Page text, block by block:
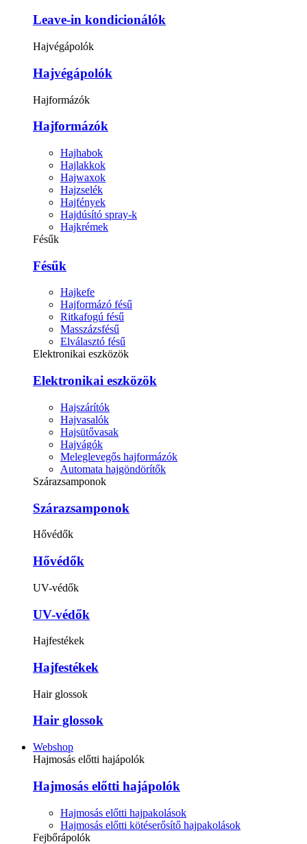
Leave-in kondicionálók
Hajvégápolók
Hajvégápolók
Hajformázók
Hajformázók
Hajhabok
Hajlakkok
Hajwaxok
Hajzselék
Hajfények
Hajdúsító spray-k
Hajkrémek
Fésűk
Fésűk
Hajkefe
Hajformázó fésű
Ritkafogú fésű
Masszázsfésű
Elválasztó fésű
Elektronikai eszközök
Elektronikai eszközök
Hajszárítók
Hajvasalók
Hajsütővasak
Hajvágók
Meleglevegős hajformázók
Automata hajgöndörítők
Szárazsamponok
Szárazsamponok
Hővédők
Hővédők
UV-védők
UV-védők
Hajfestékek
Hajfestékek
Hair glossok
Hair glossok
Webshop
Hajmosás előtti hajápolók
Hajmosás előtti hajápolók
Hajmosás előtti hajpakolások
Hajmosás előtti kötéserősítő hajpakolások
Fejbőrápolók